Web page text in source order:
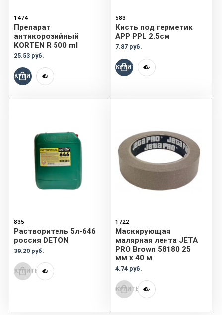
1474
Препарат
антикорозийный
KORTEN R 500 ml
25.53 руб.
КУПИТЬ
583
Кисть под герметик
APP PPL 2.5см
7.87 руб.
КУПИТЬ
835
Растворитель 5л-646
россия DETON
39.20 руб.
КУПИТЬ
1722
Маскирующая
малярная лента JETA
PRO Brown 58180 25
мм x 40 м
4.74 руб.
КУПИТЬ